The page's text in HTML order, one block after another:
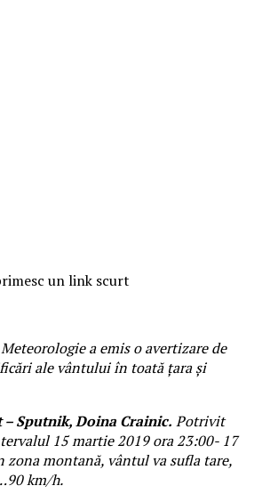
un link scurt
a emis o avertizare de
ale vântului în toată ţara şi
– Sputnik, Doina Crainic. Potrivit
15 martie 2019 ora 23:00- 17
zona montană, vântul va sufla tare,
km/h.